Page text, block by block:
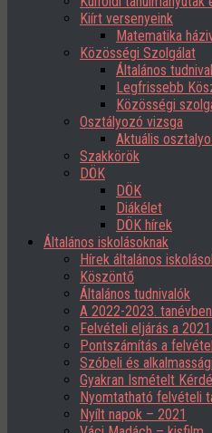
Kiírt versenyeink
Matematika
Közösségi Szolgálat
Általános
Legfrissebb
Közösségi
Osztályozó vizsga
Aktuális
Szakkörök
DÖK
DÖK
Diákélet
DÖK hírek
Általános iskolásoknak
Hírek általános
Köszöntő
Általános tudnivalók
A 2022-2023.
Felvételi eljárás a
Pontszámítás a
Szóbeli és
Gyakran Ismételt
Nyomtatható felvételi
Nyílt napok – 2021